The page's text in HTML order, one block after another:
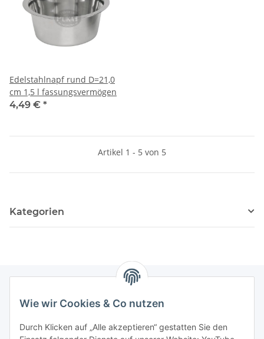
Wie wir Cookies & Co nutzen
Durch Klicken auf „Alle akzeptieren“ gestatten Sie den
Edelstahlnapf rund D=21,0
cm 1,5 l fassungsvermögen
4,49 € *
Artikel 1 - 5 von 5
Kategorien
Informationen